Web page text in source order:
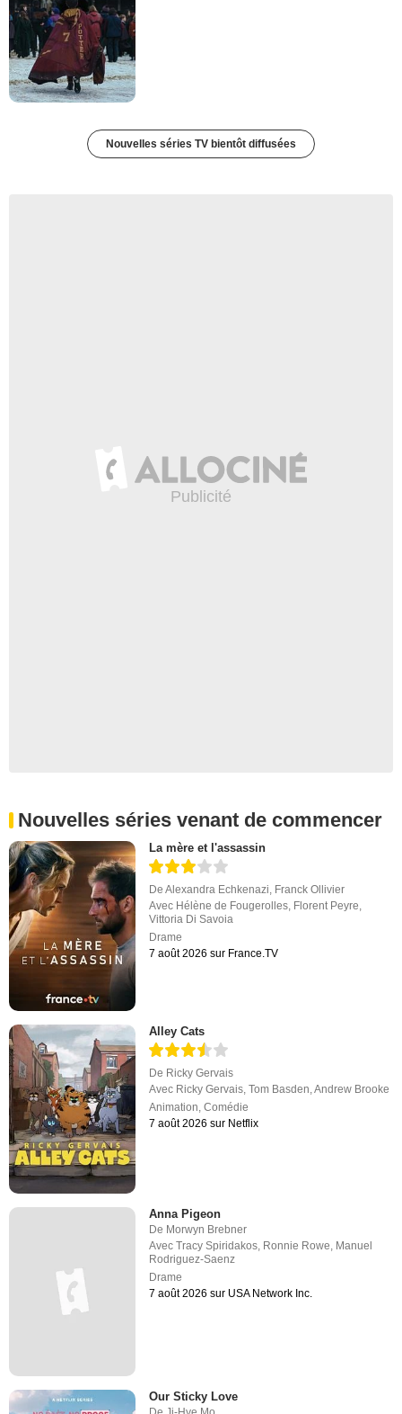
Nouvelles séries TV bientôt diffusées
Nouvelles séries venant de commencer
La mère et l'assassin
DeAlexandra Echkenazi, Franck Ollivier
Avec Hélène de Fougerolles, Florent Peyre,
Vittoria Di Savoia
Drame
7 août 2026 sur France.TV
Alley Cats
De Ricky Gervais
Avec Ricky Gervais ,Tom Basden ,Andrew Brooke
Animation ,Comédie
7 août 2026 sur Netflix
Anna Pigeon
De Morwyn Brebner
AvecTracy Spiridakos, Ronnie Rowe, Manuel
Rodriguez-Saenz
Drame
7 août 2026 sur USA Network Inc.
Our Sticky Love